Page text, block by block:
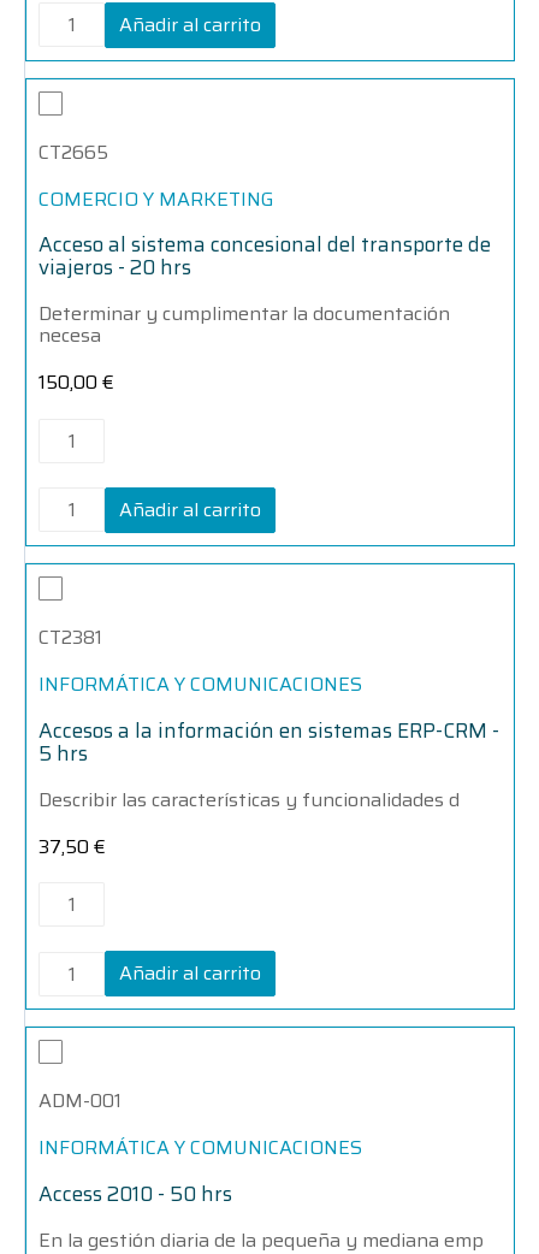
Añadir al carrito
CT2665
COMERCIO Y MARKETING
Acceso al sistema concesional del transporte de
viajeros - 20 hrs
Determinar y cumplimentar la documentación
necesa
150,00 €
Acceso
al
concesional
transporte
viajeros
-
20
hrs
cantidad
Acceso
al
concesional
transporte
viajeros
-
20
hrs
cantidad
Añadir al carrito
CT2381
INFORMÁTICA Y COMUNICACIONES
Accesos a la información en sistemas ERP-CRM -
5 hrs
Describir las características y funcionalidades d
37,50 €
Accesos
a
información
sistemas
CRM
-
5
hrs
cantidad
Accesos
a
información
sistemas
CRM
-
5
hrs
cantidad
Añadir al carrito
ADM-001
INFORMÁTICA Y COMUNICACIONES
Access 2010 - 50 hrs
En la gestión diaria de la pequeña y mediana emp
Access
2010
50
cantidad
Access
2010
50
cantidad